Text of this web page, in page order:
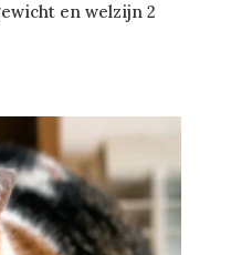
en welzijn 2